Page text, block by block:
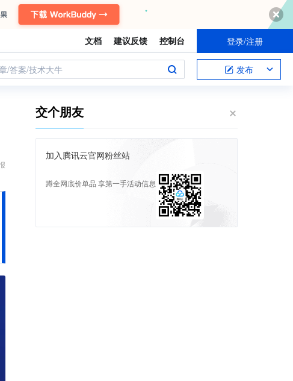
文档 建议反馈 控制台 登录/注册
/答案/技术大牛 发布
交个朋友
加入腾讯云官网粉丝站
蹲全网底价单品 享第一手活动信息